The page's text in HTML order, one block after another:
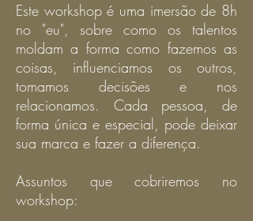
Este workshop é uma imersão de 8h
no "eu", sobre como os talentos
moldam a forma como fazemos as
coisas, influenciamos os outros,
tomamos decisões e nos
relacionamos. Cada pessoa, de
forma única e especial, pode deixar
sua marca e fazer a diferença.
Assuntos que cobriremos no
workshop: